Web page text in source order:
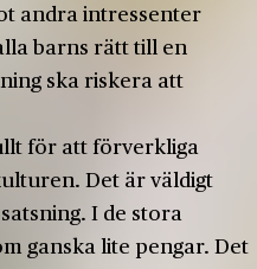
andra intressenter
barns rätt till en
ska riskera att
för att förverkliga
Det är väldigt
I de stora
ganska lite pengar. Det